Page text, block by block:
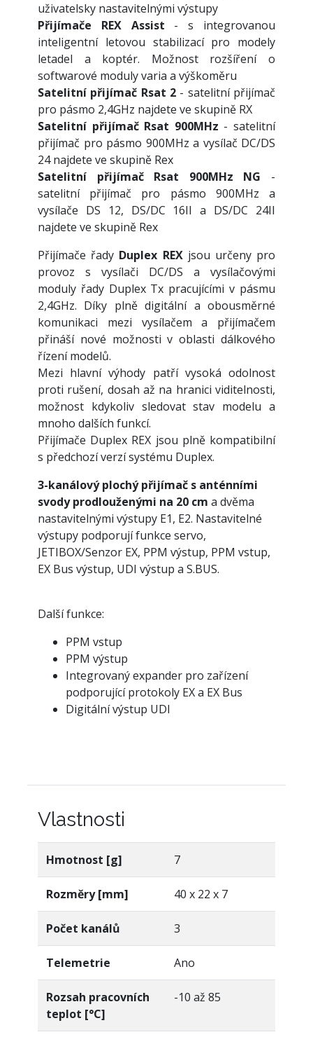
uživatelsky nastavitelnými výstupy
Přijímače REX Assist - s integrovanou
inteligentní letovou stabilizací pro modely
letadel a koptér. Možnost rozšíření o
softwarové moduly varia a výškoměru
Satelitní přijímač Rsat 2 - satelitní přijímač
pro pásmo 2,4GHz najdete ve skupině RX
Satelitní přijímač Rsat 900MHz - satelitní
přijímač pro pásmo 900MHz a vysílač DC/DS
24 najdete ve skupině Rex
Satelitní přijímač Rsat 900MHz NG -
satelitní přijímač pro pásmo 900MHz a
vysílače DS 12, DS/DC 16II a DS/DC 24II
najdete ve skupině Rex
Přijímače řady Duplex REXjsou určeny pro
provoz s vysílači DC/DS a vysílačovými
moduly řady Duplex Tx pracujícími v pásmu
2,4GHz. Díky plně digitální a obousměrné
komunikaci mezi vysílačem a přijímačem
přináší nové možnosti v oblasti dálkového
řízení modelů.
Mezi hlavní výhody patří vysoká odolnost
proti rušení, dosah až na hranici viditelnosti,
možnost kdykoliv sledovat stav modelu a
mnoho dalších funkcí.
Přijímače Duplex REX jsou plně kompatibilní
s předchozí verzí systému Duplex.
3-kanálový plochý přijímač s anténními
svody prodlouženými na 20 cm a dvěma
nastavitelnými výstupy E1, E2. Nastavitelné
výstupy podporují funkce servo,
JETIBOX/Senzor EX, PPM výstup, PPM vstup,
EX Bus výstup, UDI výstup a S.BUS.
Další funkce:
PPM vstup
PPM výstup
Integrovaný expander pro zařízení
podporující protokoly EX a EX Bus
Digitální výstup UDI
Vlastnosti
Hmotnost [g] 7
Rozměry [mm] 40 x 22 x 7
Počet kanálů 3
Telemetrie Ano
Rozsah pracovních
teplot [°C]
-10 až 85